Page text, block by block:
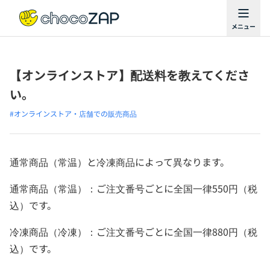
【オンラインストア】配送料を教えてくださ
い。
#オンラインストア・店舗での販売商品
通常商品（常温）と冷凍商品によって異なります。
通常商品（常温）：ご注文番号ごとに全国一律550円（税
込）です。
冷凍商品（冷凍）：ご注文番号ごとに全国一律880円（税
込）です。